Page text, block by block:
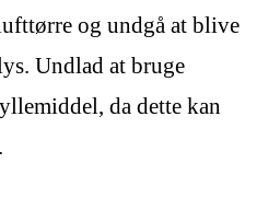
og undgå at blive
Undlad at bruge
da dette kan